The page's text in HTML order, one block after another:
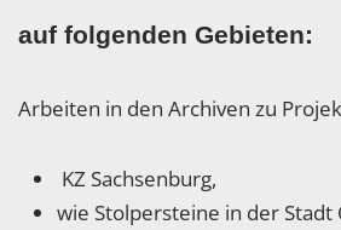
auf folgenden Gebieten:
Arbeiten in den Archiven zu
KZ Sachsenburg,
wie Stolpersteine in der Stadt